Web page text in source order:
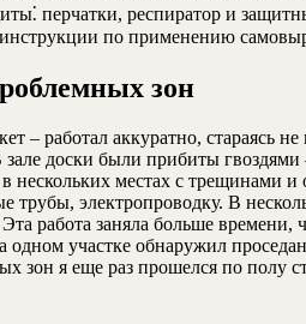
перчатки, респиратор и
инструкции по применению
зон
– работал аккуратно, стараясь
доски были прибиты
местах с трещинами
электропроводку. В
работа заняла больше
участке обнаружил
зон я еще раз прошелся по полу